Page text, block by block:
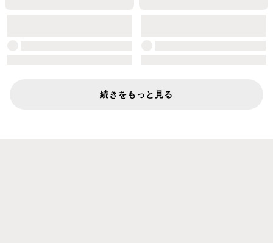
続きをもっと見る